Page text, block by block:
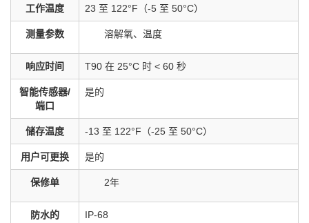
工作温度 23 至 122°F（-5 至 50°C）
测量参数 溶解氧、温度
响应时间 T90 在 25°C 时 < 60 秒
智能传感器/
端口
是的
储存温度 -13 至 122°F（-25 至 50°C）
用户可更换 是的
保修单 2年
防水的 IP-68